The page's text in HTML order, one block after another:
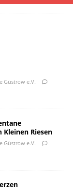
Güstrow e.V.
Riesen
Güstrow e.V.